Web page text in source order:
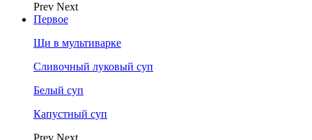
Prev Next
Первое
Щи в мультиварке
Сливочный луковый суп
Белый суп
Капустный суп
Prev Next